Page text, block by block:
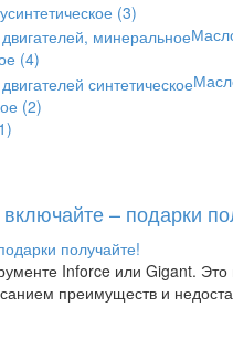
(3)
(4)
(2)
– подарки
Inforce или Gigant.
преимуществ и